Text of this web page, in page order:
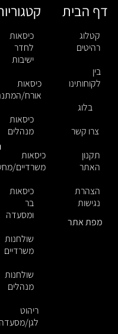
כיסאות
לחדר
ישיבות
כיסאות
אורח/
כיסאות
מנהלים
כיסאות
משרדיים/
כיסאות
בר
ומסעדה
שולחנות
משרדיים
שולחנות
מנהלים
ריהוט
לגן/מסעדה
דף הבית
קטלוג
רהיטים
בין
לקוחותינו
בלוג
צרו קשר
תקנון
האתר
הצהרת
נגישות
מפת אתר